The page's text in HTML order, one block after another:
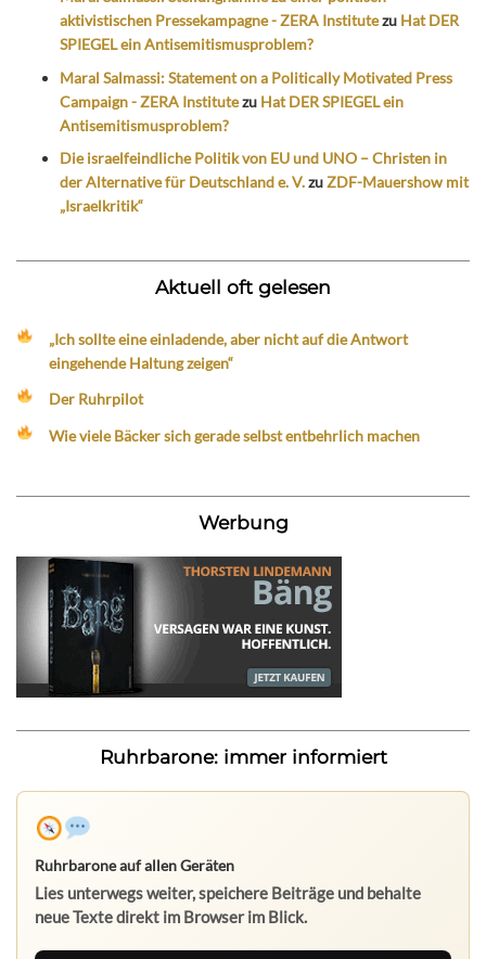
aktivistischen Pressekampagne - ZERA Institutezu Hat DER
SPIEGEL ein Antisemitismusproblem?
Maral Salmassi: Statement on a Politically Motivated Press
Campaign - ZERA Institutezu Hat DER SPIEGEL ein
Antisemitismusproblem?
Die israelfeindliche Politik von EU und UNO – Christen in
der Alternative für Deutschland e. V.zuZDF-Mauershow mit
„Israelkritik“
Aktuell oft gelesen
„Ich sollte eine einladende, aber nicht auf die Antwort
eingehende Haltung zeigen“
Der Ruhrpilot
Wie viele Bäcker sich gerade selbst entbehrlich machen
Werbung
Ruhrbarone: immer informiert
Ruhrbarone auf allen Geräten
Lies unterwegs weiter, speichere Beiträge und behalte
neue Texte direkt im Browser im Blick.